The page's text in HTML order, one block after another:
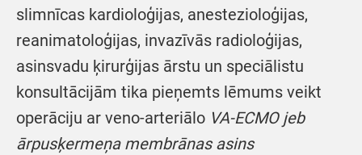
slimnīcas kardioloģijas, anestezioloģijas,
reanimatoloģijas, invazīvās radioloģijas,
asinsvadu ķirurģijas ārstu un speciālistu
konsultācijām tika pieņemts lēmums veikt
operāciju ar veno-arteriālo VA-ECMO jeb
ārpusķermeņa membrānas asins